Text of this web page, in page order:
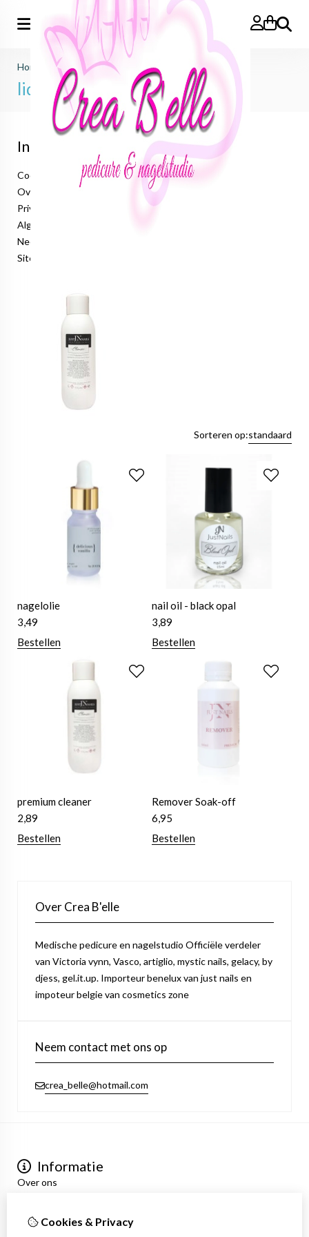
Zoeken
Home just nails (importeur benelux) liquids
liquids
Informatie
Cookieverklaring
Over ons
Privacyverklaring
Algemene voorwaarden
Neem contact op
Sitemap
Sorteren op:standaard
nagelolie
3,49
Bestellen
nail oil - black opal
3,89
Bestellen
premium cleaner
2,89
Bestellen
Remover Soak-off
6,95
Bestellen
Over Crea B'elle
Medische pedicure en nagelstudio Officiële verdeler
van Victoria vynn, Vasco, artiglio, mystic nails, gelacy, by
djess, gel.it.up. Importeur benelux van just nails en
impoteur belgie van cosmetics zone
Neem contact met ons op
crea_belle@hotmail.com
Informatie
Over ons
Algemene voorwaarden
Mijn account
Cookies & Privacy